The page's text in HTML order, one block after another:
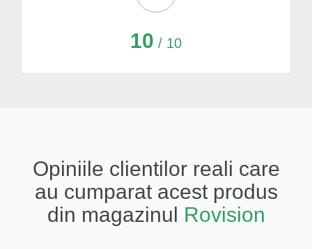
10 / 10
Opiniile clientilor reali care
au cumparat acest produs
din magazinul Rovision